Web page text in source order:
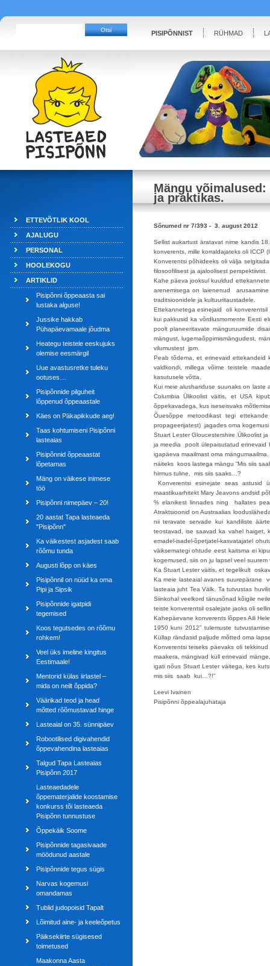
PISIPÕNNIST RÜHMAD
ETTEVÕTLIK KOOL
AJALUGU
PERSONAL
HOOLEKOGU
ARTIKLID
Pisipõnni õppeaasta sai
lustaka alguse!
Jussike hakkab
Pühapäevamaale jõudma
Heategu teistele eeskujuks
olemise eesmärgil
Uue avastusretke tuleku
ootuses…
Pisipõnnide pilguheit
lõppenud õppeaastale
Käes on Päkapikkude aeg!
Taas kohtumiseni Pisipõnni
lasteaias
Pisipõnnid õppeaastat
lõpetamas
Mäng on väikese inimese
töö
Pisipõnni nimepäev – 20!
20 aastat Tapa lasteaeda
"Pisipõnn"
Ka väikestest asjadest saab
rõõmu tunda
Augusti lõpp on käes
Pisipõnnil on nüüd ka oma
Pipi ja Sipsik
Pisipõnnide igatpidi
tegemised
Koos tegutsedes on rõõmu
rohkem!
Veel üks imeline kingitus
Eestimaale!
Mentorid külas iirlastel –
mida on neilt õppida?
Väärikad teod ja head
mõtted rõõmustavad hinge
Lasteaial on 35. sünnipäev
Robootilised digivahendid
õppevahendina lasteaias
Talgud Tapa Lasteaias
Pisipõnn 2017
Lasteaedadele
õppematerjalide koostamise
konkurss tõi lasteaeda
Pisipõnn tunnustuse
Õppekäik Soome
Pisipõnnide tagasivaade
möödunud aastale
Pisipõnnide tegus sügis
Narvas kogemusi
omandamas
Tublid judopoisid Tapalt
Lõimitud aine- ja keeleõpetus
Päiksekiirte sügisesed
toimetused
Maakonna Aasta
Mängu
ja praktikas.
Sõnumed nr 7/393 - 3. august 2012
Sellist aukartust äratavat nime kandis
konverents, mille korraldajateks oli ICCP
Konverentsi põhiideeks oli välja
filosoofilisest ja ajaloolisest perspektiivist.
Kahe päeva jooksul kuuldud
arenemisega on laienenud
traditsioonidele ja kultuuritaustadele.
Ettekannetega esinejaid oli
kui pakkusid ka võrdlusmomente Eesti
poolt planeeritavate mänguruumide
mängust, lugemaõppimismängudest,
vilumustest jpm.
Peab tõdema, et erinevaid
valdkondi, millega võime teistele
kasutusele võtta.
Kui meie alushariduse suunaks on laste
Columbia Ülikoolist väitis, et USA
õppekavadega, kus iseseisvaks
Õuesõppe metoodikast tegi
propageerijatest) jagades oma
Stuart Lester Gloucestershire Ülikoolist
ja meedia poolt ülepaisutatud erinevaid
igapäeva maailmast oma
näiteks koos lastega mängu “Mis siis
hirmus tuline, mis siis saaks…?
Konverentsi esinejate seas astusid
maastikuarhitekt Mary Jeavons andsid
% elanikest linnades ning hallates pea
Atraktsioonid on Austraalias
nii teravate servade kui kandiliste
teostavad, ise saavad ka vahel haiget,
emadel-isadel-õpetjatel-kasvatajatel
väiksemategi ohtude eest kaitsma ei
kogemused, siis on ju lapsel veel
Ka Stuart Lester väitis, et tegelikult
Ka meie lasteaial avanes suurepärane
lasteaia juht Tea Välk. Ta tutvustas
Siinkohal veelkord tänusõnad kõigile
teiste konverentsil osalejate jaoks oli
Kahepäevane konverents lõppes Aili
1950 kuni 2012” tulemuste
Küllap rändasid paljude mõtted oma
Konverentsi teiseks päevaks oli
maakera, mängivad küll erinevaid
igati nõus Stuart Lester väitega, kes
mis siis saab kui…?!”
Leevi Ivainen
Pisipõnni õppealajuhataja